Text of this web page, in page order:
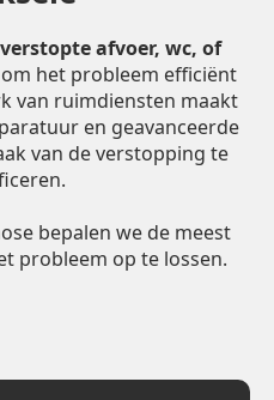
verstopte afvoer, wc, of
het probleem efficiënt
van ruimdiensten maakt
en geavanceerde
van de verstopping te
bepalen we de meest
probleem op te lossen.